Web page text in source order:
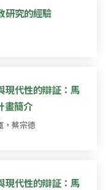
研究的經驗
現代性的辯証：馬
畫簡介
，蔡宗德
現代性的辯証：馬